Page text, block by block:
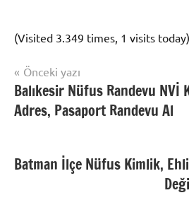
(Visited 3.349 times, 1 visits today)
Nüfus
Randevu
Yazı
gezinmesi
Önceki yazı
Balıkesir Nüfus Randevu NVİ
Adres, Pasaport Randevu Al
Batman İlçe Nüfus Kimlik,